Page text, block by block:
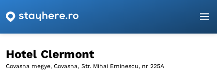
Főoldal
Hotel Clermont
Covasna megye, Covasna, Str. Mihai Eminescu, nr 225A